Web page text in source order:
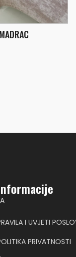
I UVJETI
PRIVATNOSTI